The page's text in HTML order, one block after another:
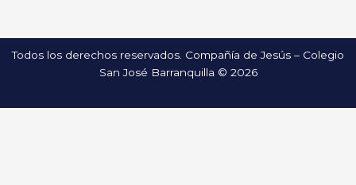
Todos los derechos reservados. Compañía de Jesús – Colegio
San José Barranquilla © 2026